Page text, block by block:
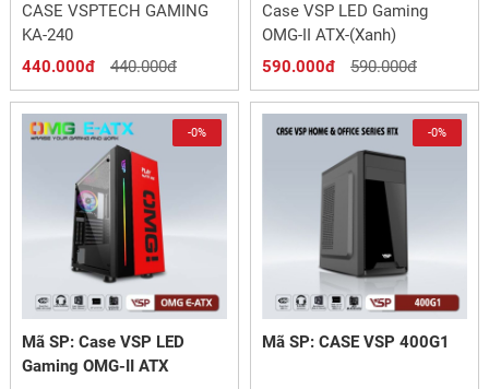
CASE VSPTECH GAMING
KA-240
440.000đ
440.000đ
Case VSP LED Gaming
OMG-II ATX-(Xanh)
590.000đ
590.000đ
-0%
Mã SP: Case VSP LED
Gaming OMG-II ATX
-0%
Mã SP: CASE VSP 400G1